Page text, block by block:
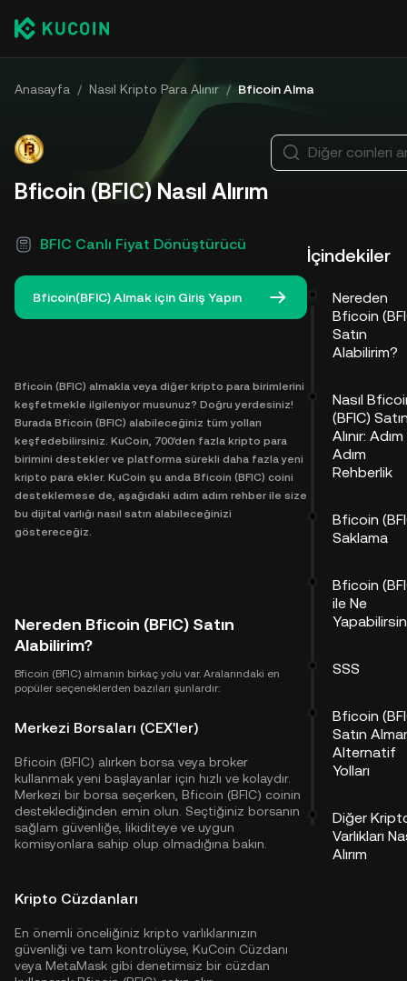
Anasayfa / Nasıl Kripto Para Alınır / Bficoin Alma
Bficoin (BFIC) Nasıl Alırım
BFIC Canlı Fiyat Dönüştürücü
Bficoin(BFIC) Almak için Giriş Yapın
Bficoin (BFIC) almakla veya diğer kripto para birimlerini
keşfetmekle ilgileniyor musunuz? Doğru yerdesiniz!
Burada Bficoin (BFIC) alabileceğiniz tüm yolları
keşfedebilirsiniz. KuCoin, 700'den fazla kripto para
birimini destekler ve platforma sürekli daha fazla yeni
kripto para ekler. KuCoin şu anda Bficoin (BFIC) coini
desteklemese de, aşağıdaki adım adım rehber ile size
bu dijital varlığı nasıl satın alabileceğinizi
göstereceğiz.
Nereden Bficoin (BFIC) Satın
Alabilirim?
Bficoin (BFIC) almanın birkaç yolu var. Aralarındaki en
popüler seçeneklerden bazıları şunlardır:
Merkezi Borsaları (CEX'ler)
Bficoin (BFIC) alırken borsa veya broker
kullanmak yeni başlayanlar için hızlı ve kolaydır.
Merkezi bir borsa seçerken, Bficoin (BFIC) coinin
desteklediğinden emin olun. Seçtiğiniz borsanın
sağlam güvenliğe, likiditeye ve uygun
komisyonlara sahip olup olmadığına bakın.
Kripto Cüzdanları
En önemli önceliğiniz kripto varlıklarınızın
güvenliği ve tam kontrolüyse, KuCoin Cüzdanı
veya MetaMask gibi denetimsiz bir cüzdan
Diğer coinleri
İçindekiler
Nereden
Bficoin
Satın
Alabilirim?
Nasıl
(BFIC)
Alınır: Adım
Adım
Rehberlik
Bficoin
Saklama
Bficoin
ile Ne
SSS
Bficoin
Satın
Alternatif
Yolları
Diğer
Varlıkları
Alırım